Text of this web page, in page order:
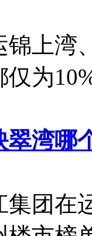
锦上湾
仅为
翠湾哪
集团在